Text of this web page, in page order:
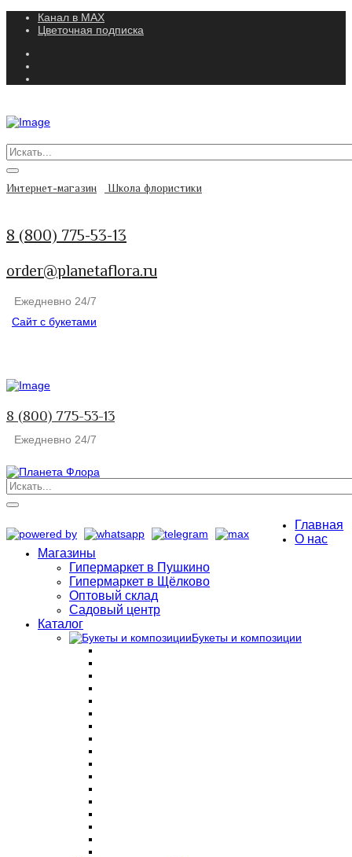
Канал в MAX
Цветочная подписка
Интернет-магазин Школа флористики
8 (800) 775-53-13
order@planetaflora.ru
Ежедневно 24/7
Сайт с букетами
8 (800) 775-53-13
Ежедневно 24/7
Главная
О нас
Магазины
Гипермаркет в Пушкино
Гипермаркет в Щёлково
Оптовый склад
Садовый центр
Каталог
Букеты и композиции